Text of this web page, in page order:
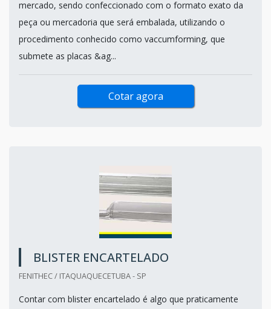
mercado, sendo confeccionado com o formato exato da
peça ou mercadoria que será embalada, utilizando o
procedimento conhecido como vaccumforming, que
submete as placas &ag...
Cotar agora
BLISTER ENCARTELADO
FENITHEC / ITAQUAQUECETUBA - SP
Contar com blister encartelado é algo que praticamente